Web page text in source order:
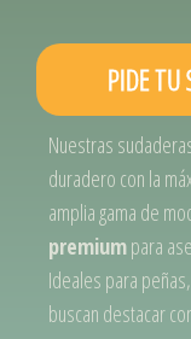
PIDE TU
Nuestras
duradero con la
amplia gama de
premiumpara
Ideales para
buscan destacar